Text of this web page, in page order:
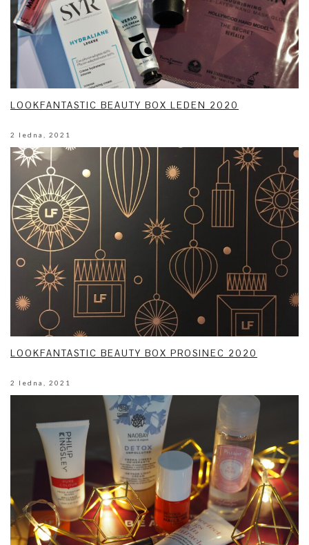
LOOKFANTASTIC BEAUTY BOX LEDEN 2020
2 ledna, 2021
LOOKFANTASTIC BEAUTY BOX PROSINEC 2020
2 ledna, 2021